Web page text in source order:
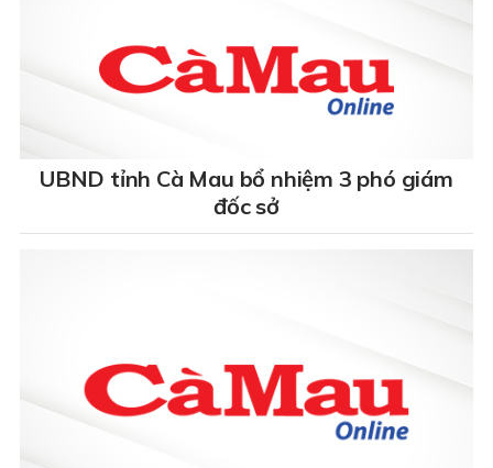
UBND tỉnh Cà Mau bổ nhiệm 3 phó giám
đốc sở